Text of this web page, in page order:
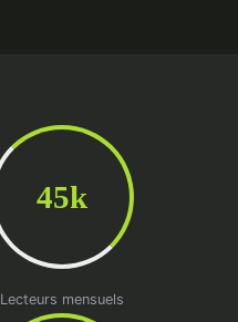
45k
Lecteurs mensuels